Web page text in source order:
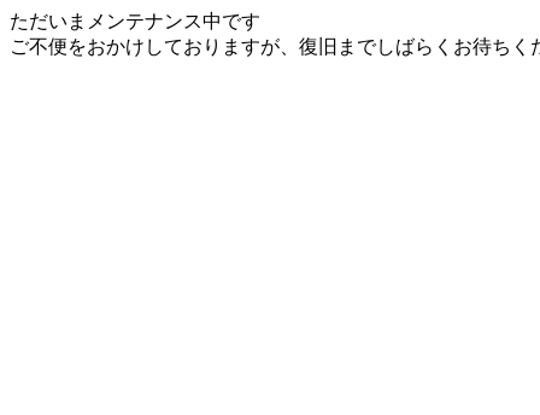
ただいまメンテナンス中です
ご不便をおかけしておりますが、復旧までしばらくお待ちく